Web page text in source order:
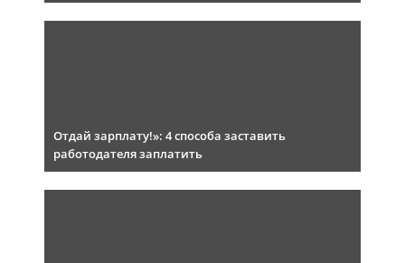
Отдай зарплату!»: 4 способа заставить
работодателя заплатить